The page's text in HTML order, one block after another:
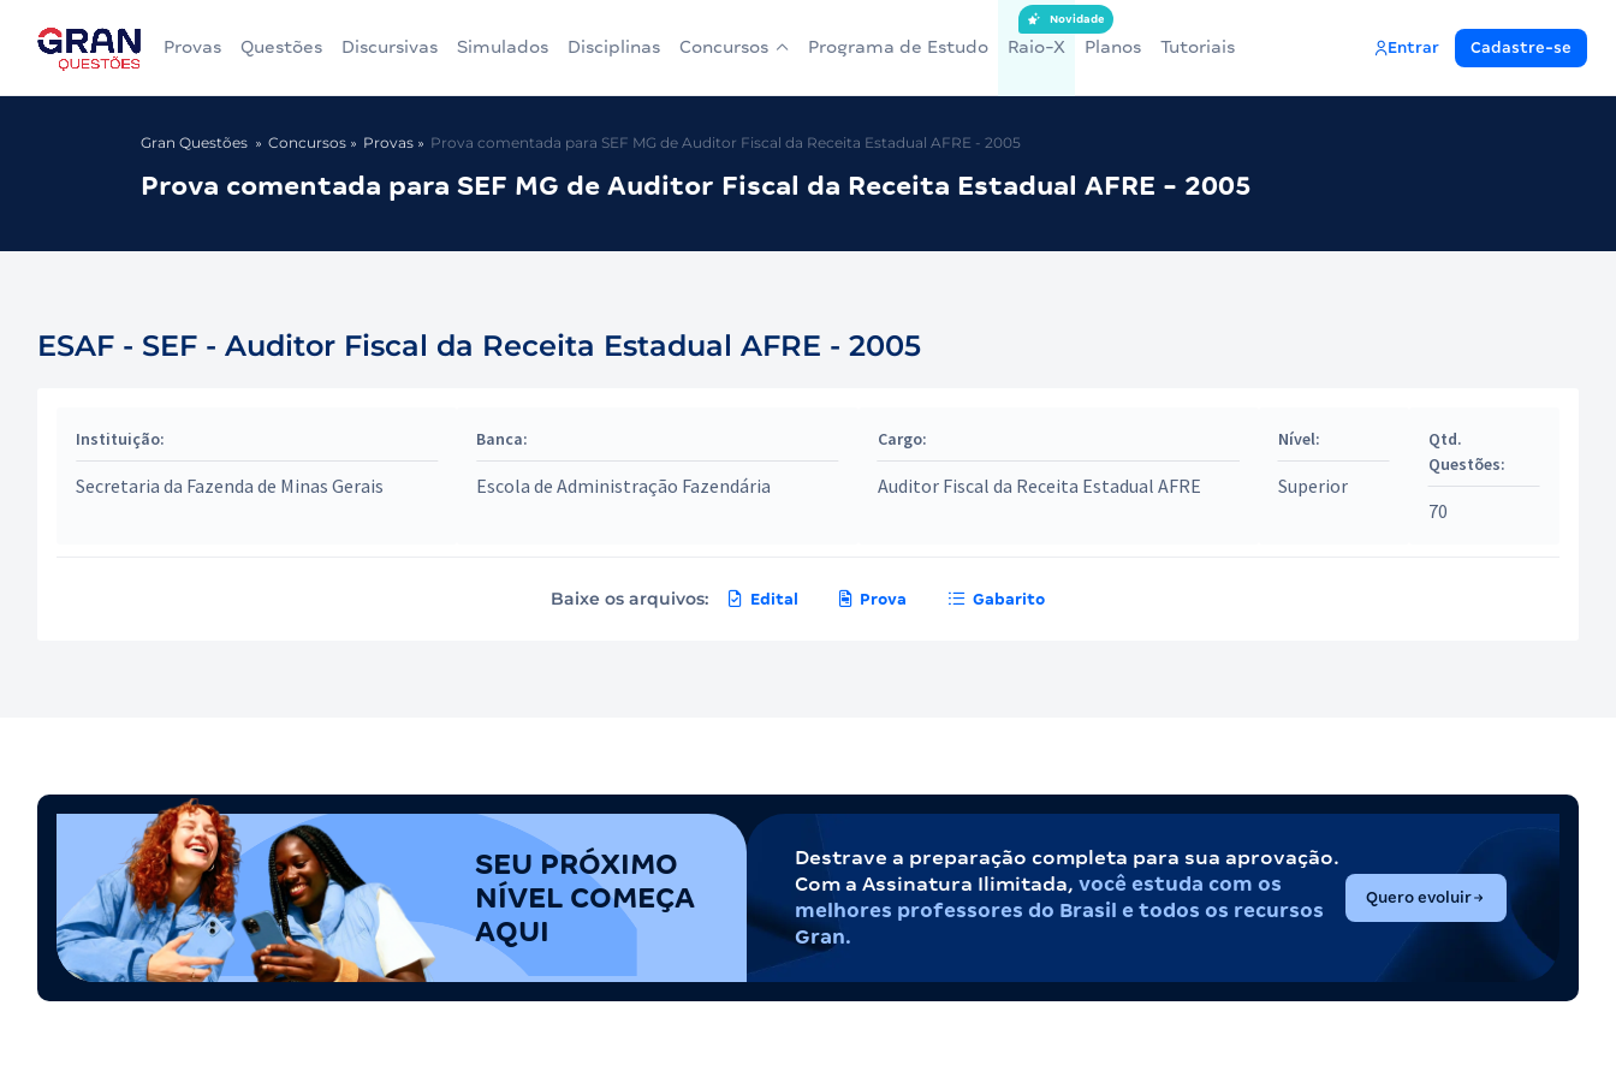
Provas Questões Discursivas Simulados Disciplinas Concursos Programa de Estudo Raio-X
Novidade
Planos Tutoriais Entrar Cadastre-se
Gran Questões Concursos Provas Prova comentada para SEF MG de Auditor Fiscal da Receita Estadual AFRE - 2005
Prova comentada para SEF MG de Auditor Fiscal da Receita Estadual AFRE - 2005
ESAF - SEF - Auditor Fiscal da Receita Estadual AFRE - 2005
Instituição:
Secretaria da Fazenda de Minas Gerais
Banca:
Escola de Administração Fazendária
Cargo:
Auditor Fiscal da Receita Estadual AFRE
Nível:
Superior
Qtd.
Questões:
70
Baixe os arquivos: Edital Prova Gabarito
SEU PRÓXIMO
NÍVEL COMEÇA
AQUI
Destrave a preparação completa para sua aprovação.
Com a Assinatura Ilimitada, você estuda com os
melhores professores do Brasil e todos os recursos
Gran.
Quero evoluir(abre em nova aba)